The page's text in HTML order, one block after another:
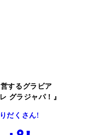
するグラビア
グラジャパ！』
だくさん!